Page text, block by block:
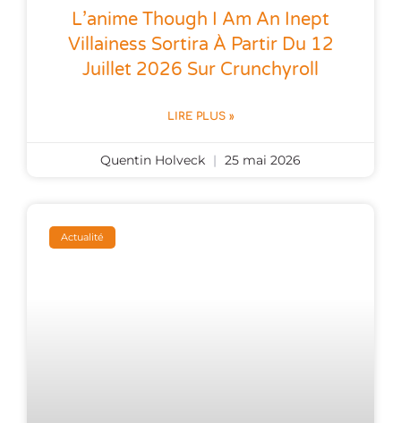
L’anime Though I Am An Inept
Villainess Sortira À Partir Du 12
Juillet 2026 Sur Crunchyroll
LIRE PLUS »
Quentin Holveck 25 mai 2026
Actualité